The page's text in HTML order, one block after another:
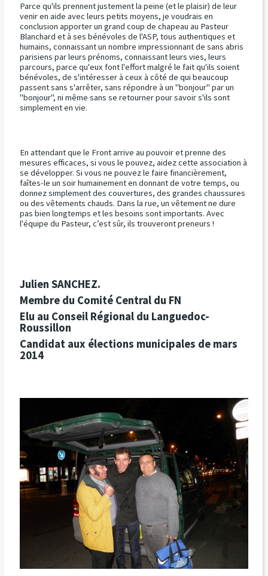
Parce qu'ils prennent justement la peine (et le plaisir) de leur
venir en aide avec leurs petits moyens, je voudrais en
conclusion apporter un grand coup de chapeau au Pasteur
Blanchard et à ses bénévoles de l'ASP, tous authentiques et
humains, connaissant un nombre impressionnant de sans abris
parisiens par leurs prénoms, connaissant leurs vies, leurs
parcours, parce qu'eux font l'effort malgré le fait qu'ils soient
bénévoles, de s'intéresser à ceux à côté de qui beaucoup
passent sans s'arrêter, sans répondre à un "bonjour" par un
"bonjour", ni même sans se retourner pour savoir s'ils sont
simplement en vie.
En attendant que le Front arrive au pouvoir et prenne des
mesures efficaces, si vous le pouvez, aidez cette association à
se développer. Si vous ne pouvez le faire financièrement,
faîtes-le un soir humainement en donnant de votre temps, ou
donnez simplement des couvertures, des grandes chaussures
ou des vêtements chauds. Dans la rue, un vêtement ne dure
pas bien longtemps et les besoins sont importants. Avec
l'équipe du Pasteur, c’est sûr, ils trouveront preneurs !
Julien SANCHEZ.
Membre du Comité Central du FN
Elu au Conseil Régional du Languedoc-
Roussillon
Candidat aux élections municipales de mars
2014